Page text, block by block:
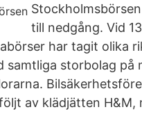
till nedgång. Vid
har tagit olika
samtliga storbolag på
av klädjätten H&M,